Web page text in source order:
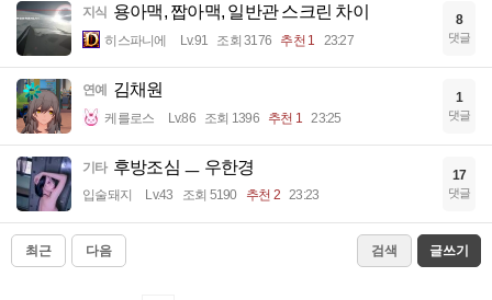
지식 용아맥, 짭아맥, 일반관 스크린 차이
히스파니에 Lv.91 조회 3176 추천 1 23:27
8
댓글
연예 김채원
케를로스 Lv.86 조회 1396 추천 1 23:25
1
댓글
기타 후방조심 ㅡ 우한경
입술돼지 Lv.43 조회 5190 추천 2 23:23
17
댓글
최근 다음 검색 글쓰기